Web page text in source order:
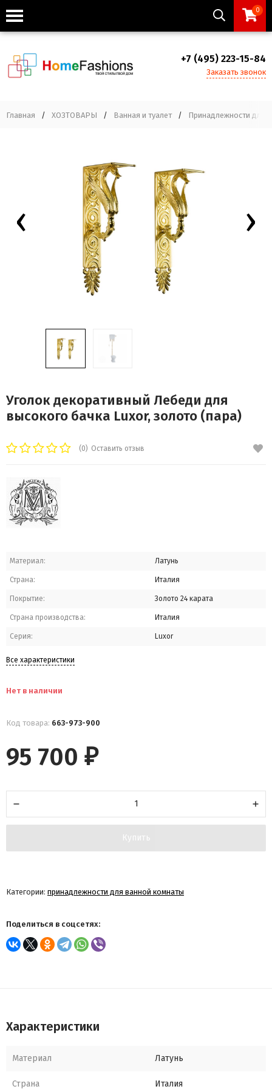
0
+7 (495) 223-15-84
Заказать звонок
Главная / ХОЗТОВАРЫ / Ванная и туалет / Принадлежности для
‹ ›
Уголок декоративный Лебеди для
высокого бачка Luxor, золото (пара)
(0) Оставить отзыв
Материал: Латунь
Страна: Италия
Покрытие: Золото 24 карата
Страна производства: Италия
Серия: Luxor
Все характеристики
Нет в наличии
Код товара: 663-973-900
95 700 ₽
Купить
Категории: принадлежности для ванной комнаты
Поделиться в соцсетях:
Характеристики
Материал Латунь
Страна Италия